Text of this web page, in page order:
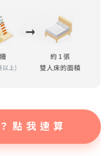
點 我 速 算